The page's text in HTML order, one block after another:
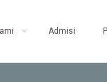
Admisi